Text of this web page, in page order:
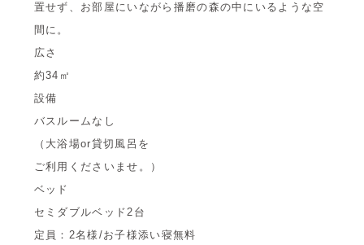
置せず、お部屋にいながら播磨の森の中にいるような空
間に。
広さ
約34㎡
設備
バスルームなし
（大浴場or貸切風呂を
ご利用くださいませ。）
ベッド
セミダブルベッド2台
定員：2名様/お子様添い寝無料